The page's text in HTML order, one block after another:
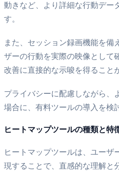
動きなど、より詳細な行動デー
す。
また、セッション録画機能を備
ザーの行動を実際の映像として
改善に直接的な示唆を得ること
プライバシーに配慮しながら、
場合に、有料ツールの導入を検
ヒートマップツールの種類と特
ヒートマップツールは、ユーザ
現することで、直感的な理解と